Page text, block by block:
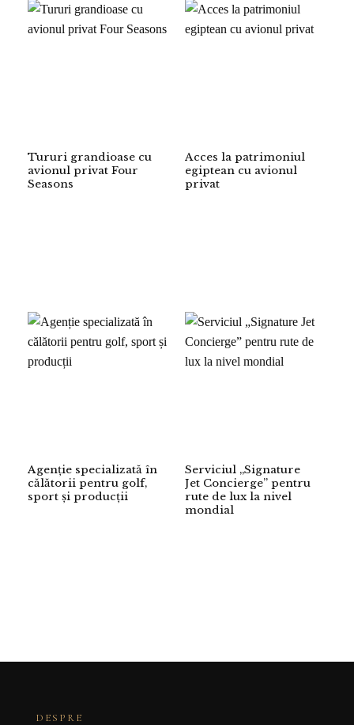
Tururi grandioase cu
avionul privat Four
Seasons
Acces la patrimoniul
egiptean cu avionul
privat
Agenție specializată în
călătorii pentru golf,
sport și producții
Serviciul „Signature
Jet Concierge” pentru
rute de lux la nivel
mondial
DESPRE